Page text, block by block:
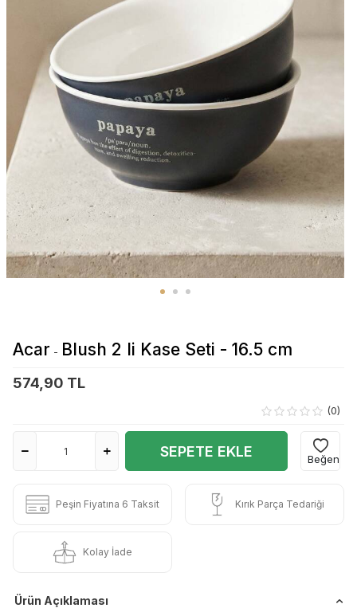
Acar - Blush 2 li Kase Seti - 16.5 cm
574,90 TL
(0)
SEPETE EKLE Beğen
Peşin Fiyatına 6 Taksit Kırık Parça Tedariği
Kolay İade
Ürün Açıklaması